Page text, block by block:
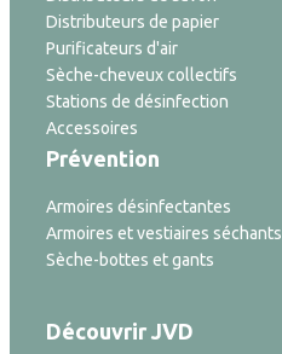
Distributeurs de papier
Purificateurs d'air
Sèche-cheveux collectifs
Stations de désinfection
Accessoires
Prévention
Armoires désinfectantes
Armoires et vestiaires séchants
Sèche-bottes et gants
Découvrir JVD